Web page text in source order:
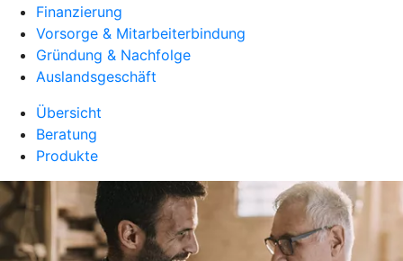
Finanzierung
Vorsorge & Mitarbeiterbindung
Gründung & Nachfolge
Auslandsgeschäft
Übersicht
Beratung
Produkte